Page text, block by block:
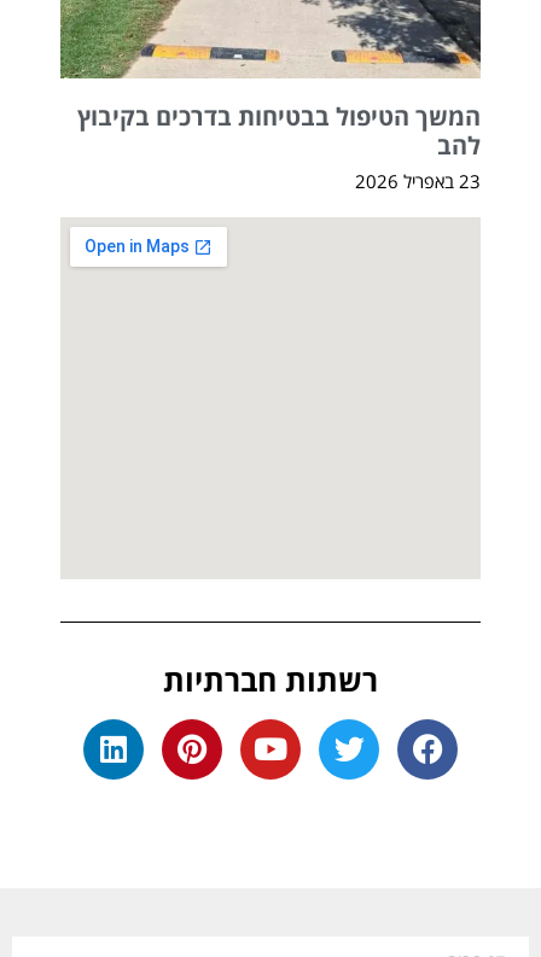
המשך הטיפול בבטיחות בדרכים בקיבוץ
להב
23 באפריל 2026
רשתות חברתיות